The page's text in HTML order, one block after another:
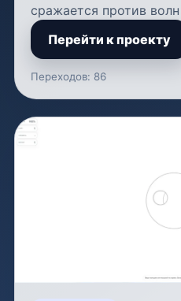
сражается против
Перейти к проекту
Переходов: 86